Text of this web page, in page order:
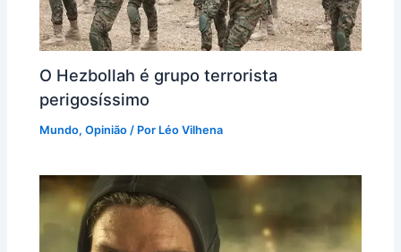
O Hezbollah é grupo terrorista
perigosíssimo
Mundo,Opinião / Por Léo Vilhena